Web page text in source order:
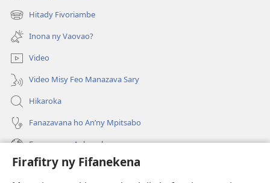
Firafitry ny Fifanekena
rohy) Hitady Fivoriambe
(manokatra
rohy) Inona ny Vaovao?
Video
Video Misy Feo Manazava Sary
Hikaroka
Fanazavana ho An’ny Mpitsabo
Fanazavana Ankapobeny
Fanampiana